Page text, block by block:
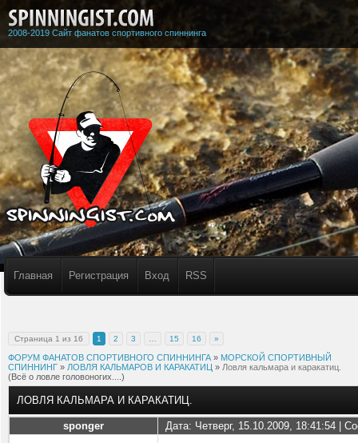
2008-2019 Сайт фанатов спортивного спиннинга
Главная Регистрация Вход RSS
Страница 1 из 16 1 2 3 15 16 »
ФОРУМ ФАНАТОВ СПОРТИВНОГО СПИННИНГА » МОРСКОЙ СПОРТИВНЫЙ
СПИННИНГ » ЛОВЛЯ КАЛЬМАРОВ И КАРАКАТИЦ » Ловля кальмара и каракатиц.
(Всё о ловле головоногих....)
ЛОВЛЯ КАЛЬМАРА И КАРАКАТИЦ.
sponger Дата: Четверг, 15.10.2009, 18:41:54 |